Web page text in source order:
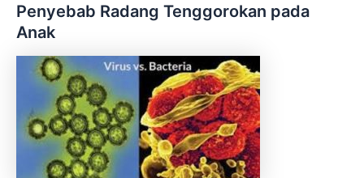
Penyebab Radang Tenggorokan pada
Anak